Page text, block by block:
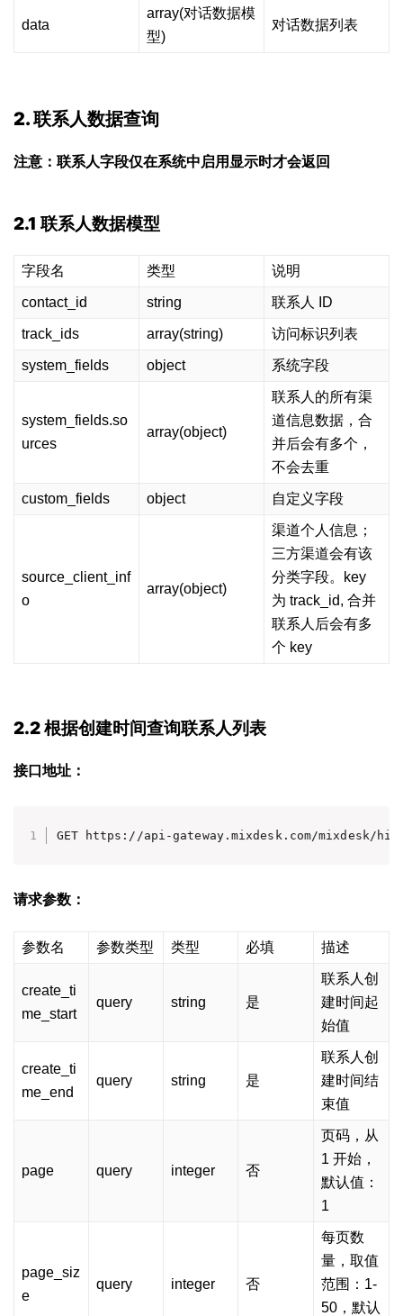
data
array(对话数据模
型)
对话数据列表
2. 联系人数据查询
注意：联系人字段仅在系统中启用显示时才会返回
2.1 联系人数据模型
字段名 类型 说明
contact_id string 联系人 ID
track_ids array(string) 访问标识列表
system_fields object 系统字段
system_fields.so
urces
array(object)
联系人的所有渠
道信息数据，合
并后会有多个，
不会去重
custom_fields object 自定义字段
source_client_inf
o
array(object)
渠道个人信息；
三方渠道会有该
分类字段。key
为 track_id, 合并
联系人后会有多
个 key
2.2 根据创建时间查询联系人列表
接口地址：
GET https://api-gateway.mixdesk.com/mixdesk/
请求参数：
参数名 参数类型 类型 必填 描述
create_ti
me_start
query string 是
联系人创
建时间起
始值
create_ti
me_end
query string 是
联系人创
建时间结
束值
page query integer 否
页码，从
1 开始，
默认值：
1
page_siz
e
query integer 否
每页数
量，取值
范围：1-
50，默认